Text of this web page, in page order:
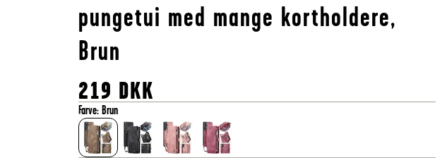
pungetui med mange kortholdere,
Brun
219 DKK
Farve: Brun